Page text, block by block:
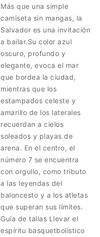
Más que una simple
camiseta sin mangas, la
Salvador es una invitación
a bailar.Su color azul
oscuro, profundo y
elegante, evoca el mar
que bordea la ciudad,
mientras que los
estampados celeste y
amarillo de los laterales
recuerdan a cielos
soleados y playas de
arena. En el centro, el
número 7 se encuentra
con orgullo, como tributo
a las leyendas del
baloncesto y a los atletas
que superan sus límites.
Guía de tallas Llevar el
espíritu basquetbolístico